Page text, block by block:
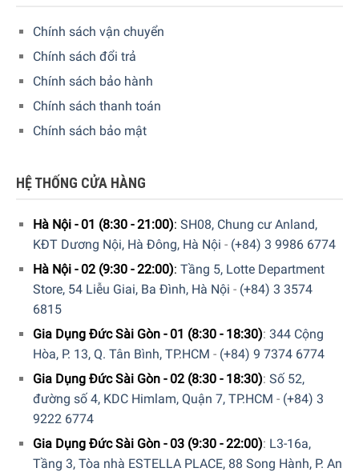
Chính sách vận chuyển
Chính sách đổi trả
Chính sách bảo hành
Chính sách thanh toán
Chính sách bảo mật
HỆ THỐNG CỬA HÀNG
Hà Nội - 01 (8:30 - 21:00): SH08, Chung cư Anland,
KĐT Dương Nội, Hà Đông, Hà Nội - (+84) 3 9986 6774
Hà Nội - 02 (9:30 - 22:00): Tầng 5, Lotte Department
Store, 54 Liễu Giai, Ba Đình, Hà Nội - (+84) 3 3574
6815
Gia Dụng Đức Sài Gòn - 01 (8:30 - 18:30): 344 Cộng
Hòa, P. 13, Q. Tân Bình, TP.HCM - (+84) 9 7374 6774
Gia Dụng Đức Sài Gòn - 02 (8:30 - 18:30): Số 52,
đường số 4, KDC Himlam, Quận 7, TP.HCM - (+84) 3
9222 6774
Gia Dụng Đức Sài Gòn - 03 (9:30 - 22:00): L3-16a,
Tầng 3, Tòa nhà ESTELLA PLACE, 88 Song Hành, P. An